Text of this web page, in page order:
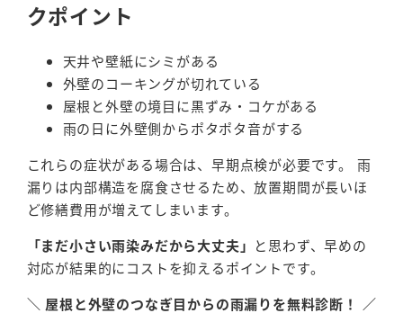
クポイント
天井や壁紙にシミがある
外壁のコーキングが切れている
屋根と外壁の境目に黒ずみ・コケがある
雨の日に外壁側からポタポタ音がする
これらの症状がある場合は、早期点検が必要です。 雨
漏りは内部構造を腐食させるため、放置期間が長いほ
ど修繕費用が増えてしまいます。
「まだ小さい雨染みだから大丈夫」 と思わず、早めの
対応が結果的にコストを抑えるポイントです。
＼ 屋根と外壁のつなぎ目からの雨漏りを無料診断！ ／